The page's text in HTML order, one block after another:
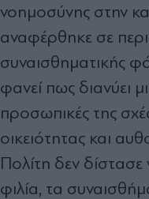
νοημοσύνης στην
αναφέρθηκε σε
συναισθηματικής
φανεί πως διανύει
προσωπικές της
οικειότητας και
Πολίτη δεν δίστασε
φιλία, τα